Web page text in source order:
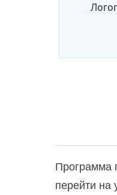
Программа
перейти на